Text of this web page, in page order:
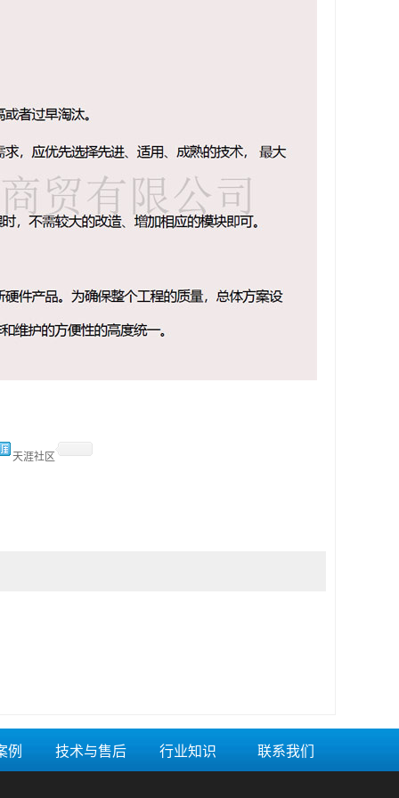
天涯社区
例 技术与售后 行业知识 联系我们